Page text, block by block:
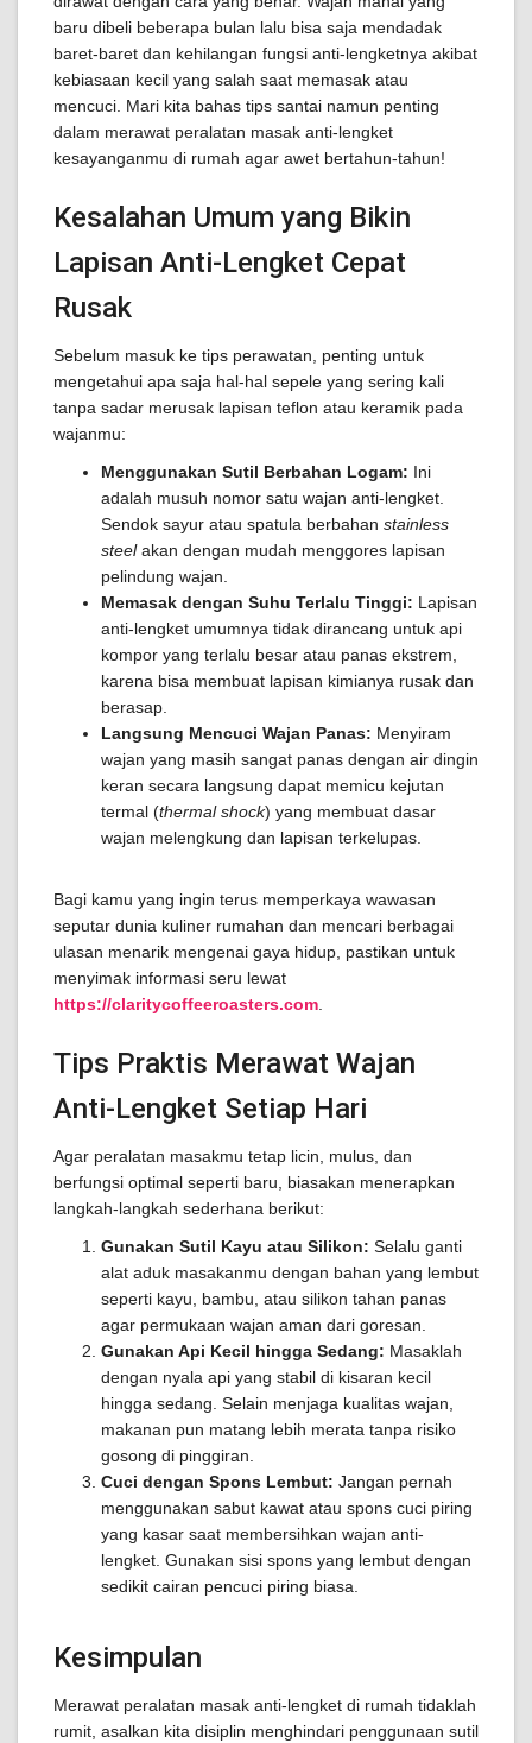
baru dibeli beberapa bulan lalu bisa saja mendadak
baret-baret dan kehilangan fungsi anti-lengketnya akibat
kebiasaan kecil yang salah saat memasak atau
mencuci. Mari kita bahas tips santai namun penting
dalam merawat peralatan masak anti-lengket
kesayanganmu di rumah agar awet bertahun-tahun!
Kesalahan Umum yang Bikin
Lapisan Anti-Lengket Cepat
Rusak
Sebelum masuk ke tips perawatan, penting untuk
mengetahui apa saja hal-hal sepele yang sering kali
tanpa sadar merusak lapisan teflon atau keramik pada
wajanmu:
Menggunakan Sutil Berbahan Logam: Ini
adalah musuh nomor satu wajan anti-lengket.
Sendok sayur atau spatula berbahan stainless
steelakan dengan mudah menggores lapisan
pelindung wajan.
Memasak dengan Suhu Terlalu Tinggi: Lapisan
anti-lengket umumnya tidak dirancang untuk api
kompor yang terlalu besar atau panas ekstrem,
karena bisa membuat lapisan kimianya rusak dan
berasap.
Langsung Mencuci Wajan Panas: Menyiram
wajan yang masih sangat panas dengan air dingin
keran secara langsung dapat memicu kejutan
termal (thermal shock) yang membuat dasar
wajan melengkung dan lapisan terkelupas.
Bagi kamu yang ingin terus memperkaya wawasan
seputar dunia kuliner rumahan dan mencari berbagai
ulasan menarik mengenai gaya hidup, pastikan untuk
menyimak informasi seru lewat
https://claritycoffeeroasters.com
Tips Praktis Merawat Wajan
Anti-Lengket Setiap Hari
Agar peralatan masakmu tetap licin, mulus, dan
berfungsi optimal seperti baru, biasakan menerapkan
langkah-langkah sederhana berikut:
Gunakan Sutil Kayu atau Silikon: Selalu ganti
alat aduk masakanmu dengan bahan yang lembut
seperti kayu, bambu, atau silikon tahan panas
agar permukaan wajan aman dari goresan.
Gunakan Api Kecil hingga Sedang: Masaklah
dengan nyala api yang stabil di kisaran kecil
hingga sedang. Selain menjaga kualitas wajan,
makanan pun matang lebih merata tanpa risiko
gosong di pinggiran.
Cuci dengan Spons Lembut: Jangan pernah
menggunakan sabut kawat atau spons cuci piring
yang kasar saat membersihkan wajan anti-
lengket. Gunakan sisi spons yang lembut dengan
sedikit cairan pencuci piring biasa.
Kesimpulan
Merawat peralatan masak anti-lengket di rumah tidaklah
rumit, asalkan kita disiplin menghindari penggunaan sutil